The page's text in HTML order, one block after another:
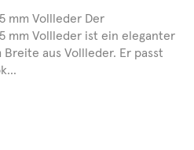
mm Vollleder Der
mm Vollleder ist ein eleganter
aus Vollleder. Er passt